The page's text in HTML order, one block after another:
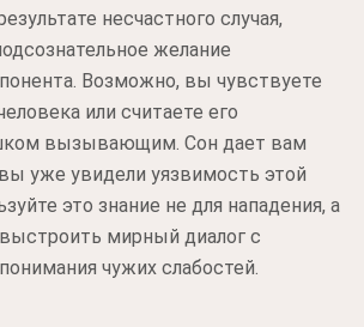
несчастного случая,
желание
Возможно, вы чувствуете
или считаете его
вызывающим. Сон дает вам
уже увидели уязвимость этой
это знание не для нападения, а
мирный диалог с
чужих слабостей.